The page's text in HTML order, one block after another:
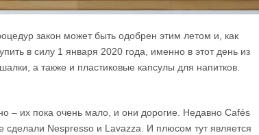
закон может быть одобрен этим летом и, как
в силу 1 января 2020 года, именно в этот день из
а также и пластиковые капсулы для напитков.
– их пока очень мало, и они дорогие. Недавно Cafés
сделали Nespresso и Lavazza. И плюсом тут является